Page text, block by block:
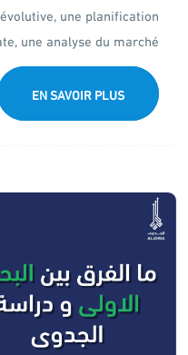
une planification
une analyse du marché, [...]
EN SAVOIR PLUS